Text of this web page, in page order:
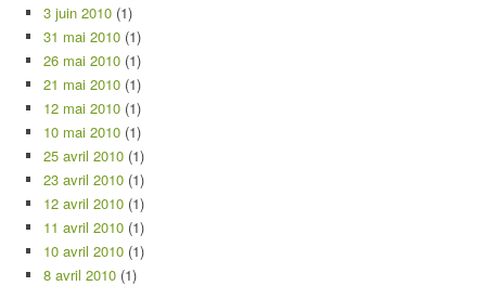
3 juin 2010 (1)
31 mai 2010 (1)
26 mai 2010 (1)
21 mai 2010 (1)
12 mai 2010 (1)
10 mai 2010 (1)
25 avril 2010 (1)
23 avril 2010 (1)
12 avril 2010 (1)
11 avril 2010 (1)
10 avril 2010 (1)
8 avril 2010 (1)